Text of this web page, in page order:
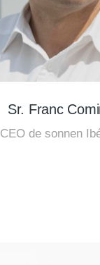
Sr. Franc
CEO de sonnen